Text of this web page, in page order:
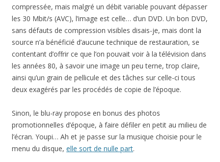
compressée, mais malgré un débit variable pouvant dépasser
les 30 Mbit/s (AVC), l’image est celle… d’un DVD. Un bon DVD,
sans défauts de compression visibles disais-je, mais dont la
source n’a bénéficié d’aucune technique de restauration, se
contentant d’offrir ce que l’on pouvait voir à la télévision dans
les années 80, à savoir une image un peu terne, trop claire,
ainsi qu’un grain de pellicule et des tâches sur celle-ci tous
deux exagérés par les procédés de copie de l’époque.
Sinon, le blu-ray propose en bonus des photos
promotionnelles d’époque, à faire défiler en petit au milieu de
l’écran. Youpi… Ah et je passe sur la musique choisie pour le
menu du disque, elle sort de nulle part.